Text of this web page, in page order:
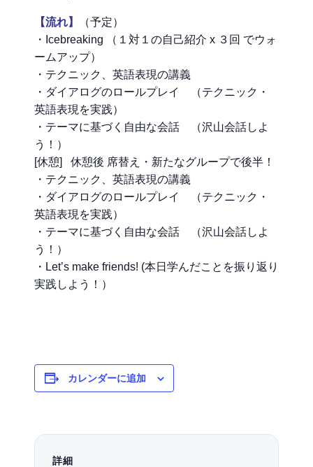
【流れ】
（予定）
・Icebreaking （１対１の自己紹介 x ３回 でウォ
ームアップ）
・テクニック、英語表現の講義
・ダイアログのロールプレイ （テクニック・
英語表現を実践）
・テーマに基づく自由な会話 （沢山会話しよ
う！）
[休憩] 休憩後 席替え・新たなグループで後半！
・テクニック、英語表現の講義
・ダイアログのロールプレイ （テクニック・
英語表現を実践）
・テーマに基づく自由な会話 （沢山会話しよ
う！）
・Let’s make friends! (本日学んだことを振り返り
実践しよう！）
カレンダーに追加
詳細